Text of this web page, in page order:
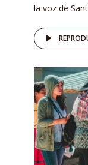
la voz de